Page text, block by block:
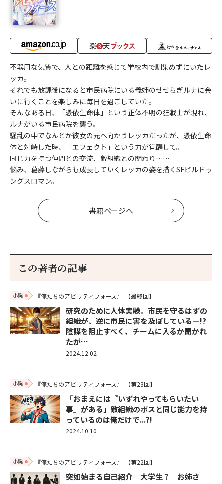
不器用な気質で、人との距離を感じて学校内で馴染めずにいたレ
ッカ。
それでも放課後になると市民病院にいる義姉のせせらぎルナに会
いに行くことを楽しみに毎日を過ごしていた。
そんなある日、「憑依生命体」という正体不明の狂戦士が現れ、
ルナがいる市民病院を襲う。
騒乱の中でなんとか彼女の元へ向かうレッカだったが、憑依生命
体と対峙した時、「エフェクト」という力が覚醒して――。
同じ力を持つ仲間との交流、敵組織との関わり……
悩み、葛藤しながらも成長していくレッカの姿を描くSFビルドゥ
ングスロマン。
書籍ページへ
この著者の記事
小説 『俺たちのアビリティフォース』 【最終回】
研究のために人体実験。市民を守るはずの
組織が、逆に市民に害を及ぼしている―!?
陰謀を阻止すべく、チームに入るか聞かれ
たが…
2024.12.02
小説 『俺たちのアビリティフォース』 【第23回】
「おまえには『いずれやってもらいたい
事』がある」敵組織のボスと同じ能力を持
っているのは俺だけで...?!
2024.10.10
小説 『俺たちのアビリティフォース』 【第22回】
突如始まる自己紹介 大学生？ お姉さ